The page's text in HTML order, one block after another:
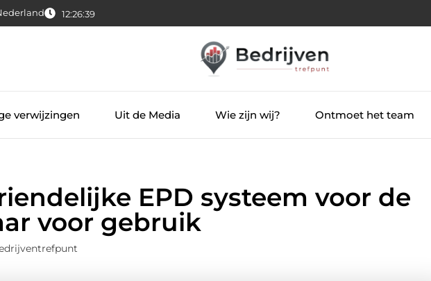
12:26:40
verwijzingen Uit de Media Wie zijn wij? Ontmoet het team
EPD systeem voor de
voor gebruik